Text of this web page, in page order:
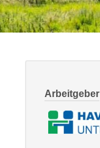
Arbeitgeber